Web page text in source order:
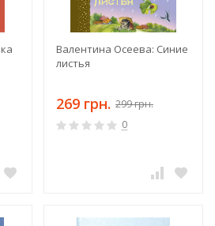
Валентина Осеева: Синие
листья
269 грн. 299 грн.
0